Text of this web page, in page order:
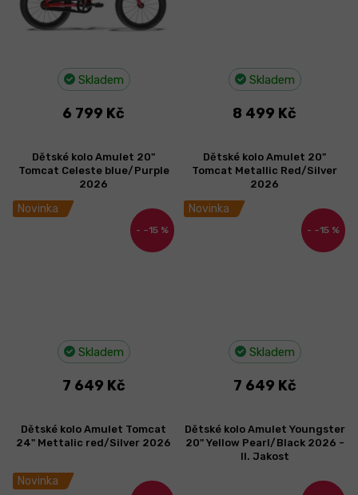
Skladem
6 799 Kč
Skladem
8 499 Kč
Novinka
–15 %
Dětské kolo Amulet 20"
Tomcat Celeste blue/Purple
2026
Skladem
7 649 Kč
Novinka
–15 %
Dětské kolo Amulet 20"
Tomcat Metallic Red/Silver
2026
Skladem
7 649 Kč
Novinka
Dětské kolo Amulet Tomcat
24" Mettalic red/Silver 2026
Dětské kolo Amulet Youngster
20" Yellow Pearl/Black 2026 -
II. Jakost